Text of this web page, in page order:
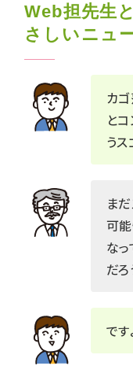
Web担先生
さしいニュ
カ
と
うス
ま
可
な
だろ
です